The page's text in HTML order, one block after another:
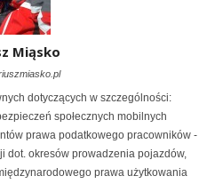
Miąsko
dotyczących w szczególności:
społecznych mobilnych
prawa podatkowego pracowników -
dot. okresów prowadzenia pojazdów,
prawa użytkowania